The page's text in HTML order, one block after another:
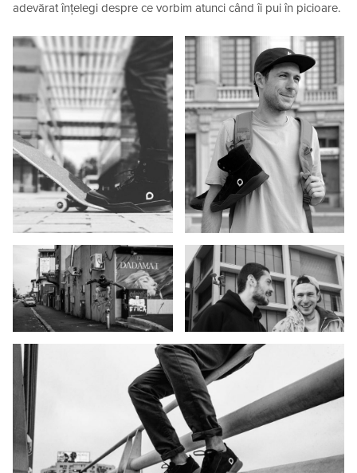
adevărat înțelegi despre ce vorbim atunci când îi pui în picioare.